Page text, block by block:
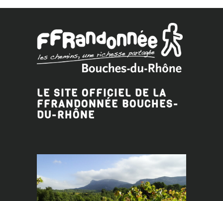
LE SITE OFFICIEL DE LA
FFRANDONNÉE BOUCHES-
DU-RHÔNE